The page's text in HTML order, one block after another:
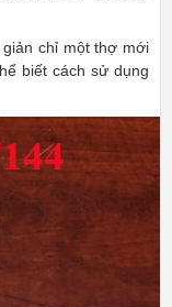
chỉ một thợ mới
biết cách sử dụng